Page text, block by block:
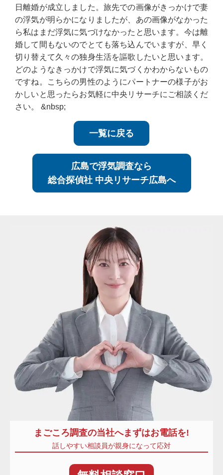
日離婚が成立しました。旅先での画像がきっかけで妻
の浮気が明らかになりましたが、あの画像がなかった
ら私はまだ浮気に気づけなかったと思います。今は離
婚して間もないのでとても落ち込んでいますが、早く
切り替えて久々の独身生活を謳歌したいと思います。
どのようなきっかけで浮気に気づくかわからないもの
ですね。こちらの男性のようにパートナーの様子がお
かしいと思ったらお気軽に中央リサーチにご相談くだ
さい。 &nbsp;
一覧に戻る
広島で浮気調査なら
総合探偵社 中央リサーチ広島へ
まごころ調査の当社へまずはお電話を!
話しやすい相談員が親身になって応対